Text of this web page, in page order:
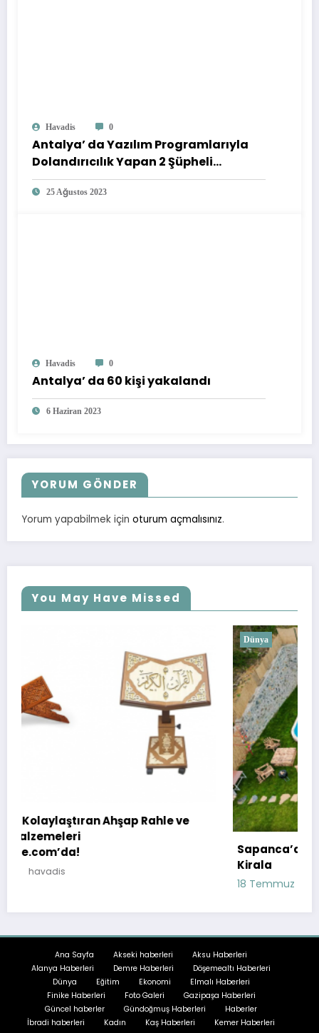
Havadis 0
Antalya’ da Yazılım Programlarıyla
Dolandırıcılık Yapan 2 Şüpheli
Yakalandı
25 Ağustos 2023
Havadis 0
Antalya’ da 60 kişi yakalandı
6 Haziran 2023
YORUM GÖNDER
Yorum yapabilmek için oturum açmalısınız.
You May Have Missed
Sapanca’da Doğa ile İç İçe Bir Tatil: Bungalov
Ana Sayfa Akseki haberleri
Aksu Haberleri
Alanya Haberleri
Demre Haberleri
Döşemealtı Haberleri
Dünya
Eğitim Ekonomi
Elmalı Haberleri
Finike Haberleri
Foto Galeri
Gazipaşa Haberleri
Güncel haberler
Gündoğmuş Haberleri
Haberler
İbradi haberleri
Kadın Kaş Haberleri Kemer Haberleri